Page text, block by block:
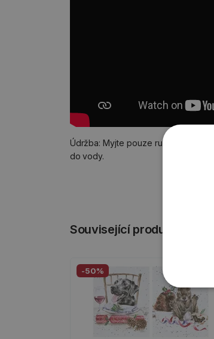
Údržba: Myjte pouze ručně pomocí
do vody.
Související produkty
-50%